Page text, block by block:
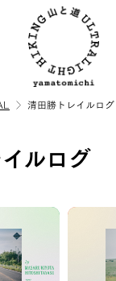
UL
清田勝トレイルログ
ルログ